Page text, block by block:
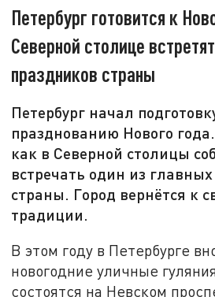
Петербург готовится к
Северной столице
праздников страны
Петербург начал
празднованию Нового
как в Северной столицы
встречать один из
страны. Город вернётся к
традиции.
В этом году в Петербурге
новогодние уличные
состоятся на Невском